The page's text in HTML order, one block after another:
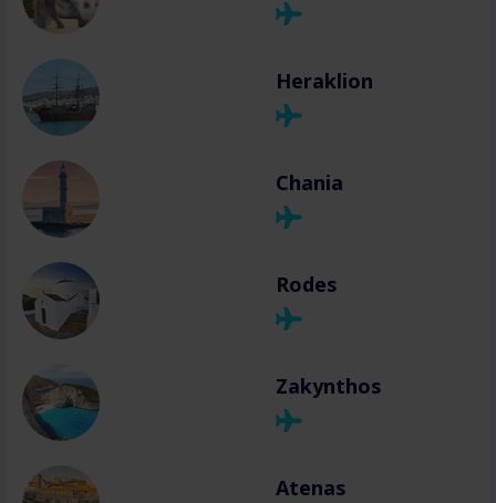
Heraklion
Chania
Rodes
Zakynthos
Atenas